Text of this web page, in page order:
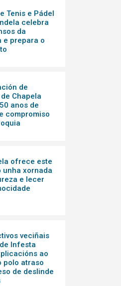
Tenis e Pádel
celebra
da
e prepara o
de
Chapela
anos de
compromiso
ofrece este
unha xornada
e lecer
veciñais
Infesta
ao
polo atraso
de deslinde